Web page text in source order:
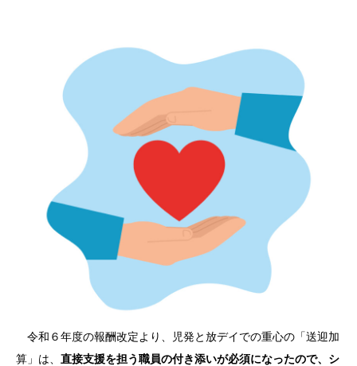
令和６年度の報酬改定より、児発と放デイでの重心の「送迎加
算」は、 直接支援を担う職員の付き添いが必須になったので、シ